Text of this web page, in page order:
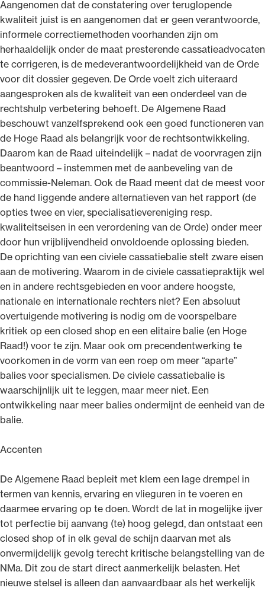
Aangenomen dat de constatering over teruglopende
kwaliteit juist is en aangenomen dat er geen verantwoorde,
informele correctiemethoden voorhanden zijn om
herhaaldelijk onder de maat presterende cassatieadvocaten
te corrigeren, is de medeverantwoordelijkheid van de Orde
voor dit dossier gegeven. De Orde voelt zich uiteraard
aangesproken als de kwaliteit van een onderdeel van de
rechtshulp verbetering behoeft. De Algemene Raad
beschouwt vanzelfsprekend ook een goed functioneren van
de Hoge Raad als belangrijk voor de rechtsontwikkeling.
Daarom kan de Raad uiteindelijk – nadat de voorvragen zijn
beantwoord – instemmen met de aanbeveling van de
commissie-Neleman. Ook de Raad meent dat de meest voor
de hand liggende andere alternatieven van het rapport (de
opties twee en vier, specialisatievereniging resp.
kwaliteitseisen in een verordening van de Orde) onder meer
door hun vrijblijvendheid onvoldoende oplossing bieden.
De oprichting van een civiele cassatiebalie stelt zware eisen
aan de motivering. Waarom in de civiele cassatiepraktijk wel
en in andere rechtsgebieden en voor andere hoogste,
nationale en internationale rechters niet? Een absoluut
overtuigende motivering is nodig om de voorspelbare
kritiek op een closed shop en een elitaire balie (en Hoge
Raad!) voor te zijn. Maar ook om precendentwerking te
voorkomen in de vorm van een roep om meer “aparte”
balies voor specialismen. De civiele cassatiebalie is
waarschijnlijk uit te leggen, maar meer niet. Een
ontwikkeling naar meer balies ondermijnt de eenheid van de
balie.
Accenten
De Algemene Raad bepleit met klem een lage drempel in
termen van kennis, ervaring en vlieguren in te voeren en
daarmee ervaring op te doen. Wordt de lat in mogelijke ijver
tot perfectie bij aanvang (te) hoog gelegd, dan ontstaat een
closed shop of in elk geval de schijn daarvan met als
onvermijdelijk gevolg terecht kritische belangstelling van de
NMa. Dit zou de start direct aanmerkelijk belasten. Het
nieuwe stelsel is alleen dan aanvaardbaar als het werkelijk